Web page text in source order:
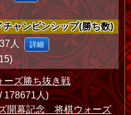
ャンピンシップ(勝ち数)
人 詳細
ーズ勝ち抜き戦
178671人)
開幕記念 将棋ウォーズ